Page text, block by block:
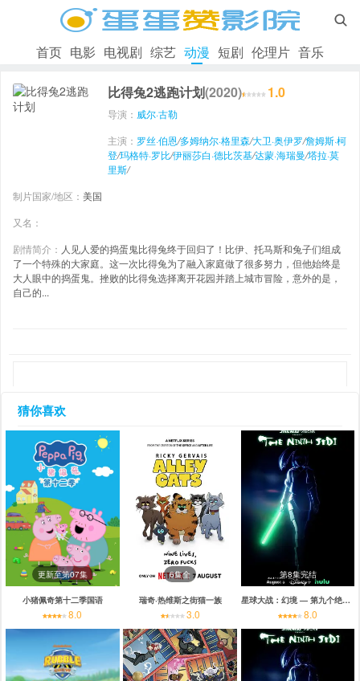

首页 电影 电视剧 综艺 动漫 短剧 伦理片 音乐
比得兔2逃跑计划(2020) 1.0
导演： 威尔·古勒
主演： 罗丝·伯恩/多姆纳尔·格里森/大卫·奥伊罗/詹姆斯·柯
登/玛格特·罗比/伊丽莎白·德比茨基/达蒙·海瑞曼/塔拉·莫
里斯/
制片国家/地区： 美国
又名：
剧情简介： 人见人爱的捣蛋鬼比得兔终于回归了！比伊、托马斯和兔子们组成
了一个特殊的大家庭。这一次比得兔为了融入家庭做了很多努力，但他始终是
大人眼中的捣蛋鬼。挫败的比得兔选择离开花园并踏上城市冒险，意外的是，
自己的...
猜你喜欢
更新至第07集
小猪佩奇第十二季国语
8.0
6集全
瑞奇·热维斯之街猫一族
3.0
第8集完结
星球大战：幻境 — 第九个绝地武士
8.0